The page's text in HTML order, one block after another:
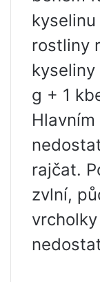
rostliny
g + 1
rajčat.
zvlní,